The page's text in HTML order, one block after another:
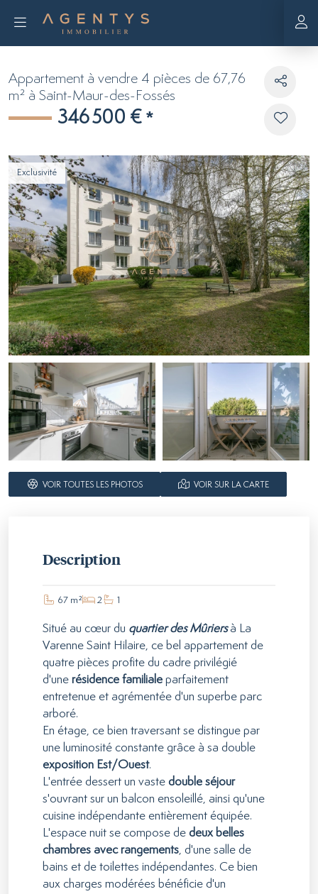
Appartement à vendre 4 pièces de 67,76
m² à Saint-Maur-des-Fossés
346 500 € *
Exclusivité
VOIR TOUTES LES PHOTOS VOIR SUR LA CARTE
Description
67 m² 2 1
Situé au cœur du quartier des Mûriersà La
Varenne Saint Hilaire, ce bel appartement de
quatre pièces profite du cadre privilégié
d'une résidence familiale parfaitement
entretenue et agrémentée d'un superbe parc
arboré.
En étage, ce bien traversant se distingue par
une luminosité constante grâce à sa double
exposition Est/Ouest.
L'entrée dessert un vaste double séjour
s'ouvrant sur un balcon ensoleillé, ainsi qu'une
cuisine indépendante entièrement équipée.
L'espace nuit se compose de deux belles
chambres avec rangements, d'une salle de
bains et de toilettes indépendantes. Ce bien
aux charges modérées bénéficie d'un